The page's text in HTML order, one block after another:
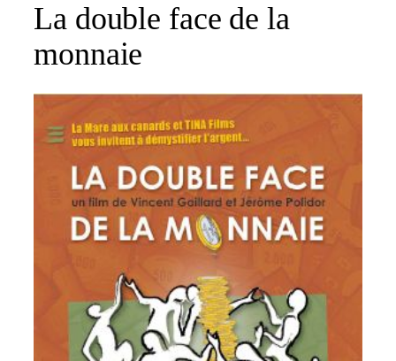
La double face de la
monnaie